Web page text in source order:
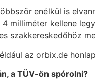
enélkül is
milliméter kellene
szakkereskedőhöz
az orbix.de
a TÜV-ön spórolni?